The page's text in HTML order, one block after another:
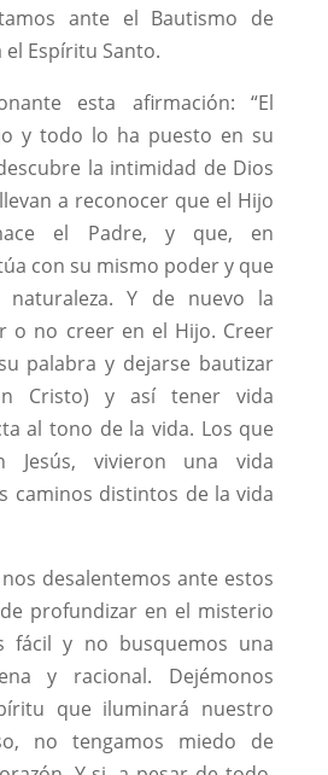
ante el Bautismo de
Espíritu Santo.
esta afirmación: “El
y todo lo ha puesto en su
la intimidad de Dios
a reconocer que el Hijo
el Padre, y que, en
con su mismo poder y que
Y de nuevo la
o no creer en el Hijo. Creer
palabra y dejarse bautizar
Cristo) y así tener vida
al tono de la vida. Los que
Jesús, vivieron una vida
caminos distintos de la vida
desalentemos ante estos
profundizar en el misterio
fácil y no busquemos una
y racional. Dejémonos
que iluminará nuestro
no tengamos miedo de